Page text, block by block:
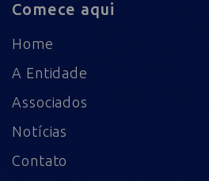
Comece aqui
Home
A Entidade
Associados
Notícias
Contato